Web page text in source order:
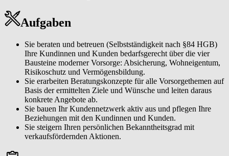
Aufgaben
Sie beraten und betreuen (Selbstständigkeit nach §84 HGB)
Ihre Kundinnen und Kunden bedarfsgerecht über die vier
Bausteine moderner Vorsorge: Absicherung, Wohneigentum,
Risikoschutz und Vermögensbildung.
Sie erarbeiten Beratungskonzepte für alle Vorsorgethemen auf
Basis der ermittelten Ziele und Wünsche und leiten daraus
konkrete Angebote ab.
Sie bauen Ihr Kundennetzwerk aktiv aus und pflegen Ihre
Beziehungen mit den Kundinnen und Kunden.
Sie steigern Ihren persönlichen Bekanntheitsgrad mit
verkaufsfördernden Aktionen.